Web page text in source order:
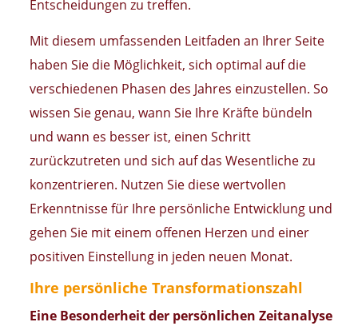
Entscheidungen zu treffen.
Mit diesem umfassenden Leitfaden an Ihrer Seite
haben Sie die Möglichkeit, sich optimal auf die
verschiedenen Phasen des Jahres einzustellen. So
wissen Sie genau, wann Sie Ihre Kräfte bündeln
und wann es besser ist, einen Schritt
zurückzutreten und sich auf das Wesentliche zu
konzentrieren. Nutzen Sie diese wertvollen
Erkenntnisse für Ihre persönliche Entwicklung und
gehen Sie mit einem offenen Herzen und einer
positiven Einstellung in jeden neuen Monat.
Ihre persönliche Transformationszahl
Eine Besonderheit der persönlichen Zeitanalyse